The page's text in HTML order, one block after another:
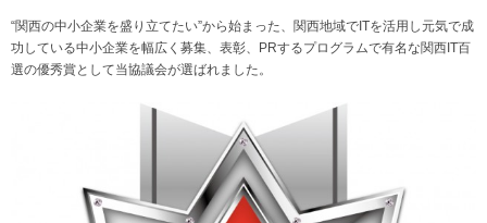
“関西の中小企業を盛り立てたい”から始まった、関西地域でITを活用し元気で成
功している中小企業を幅広く募集、表彰、PRするプログラムで有名な関西IT百
選の優秀賞として当協議会が選ばれました。